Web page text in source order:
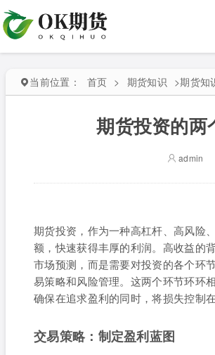
当前位置： 首页 > 期货知识 >期货知
期货投资的两
admin
期货投资，作为一种高杠杆、高风险
额，快速获得丰厚的利润。高收益的
市场预测，而是需要对投资的各个环
易策略和风险管理。这两个环节环环
确保在追求盈利的同时，将损失控制
交易策略：制定盈利蓝图